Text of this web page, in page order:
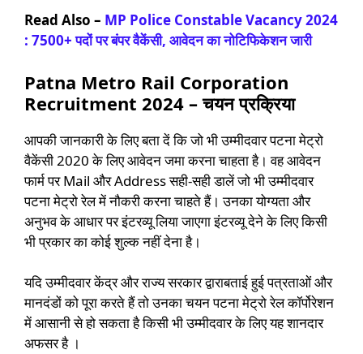
Read Also – MP Police Constable Vacancy 2024
: 7500+ पदों पर बंपर वैकेंसी, आवेदन का नोटिफिकेशन जारी
Patna Metro Rail Corporation
Recruitment 2024 – चयन प्रक्रिया
आपकी जानकारी के लिए बता दें कि जो भी उम्मीदवार पटना मेट्रो
वैकेंसी 2020 के लिए आवेदन जमा करना चाहता है। वह आवेदन
फार्म पर Mail और Address सही-सही डालें जो भी उम्मीदवार
पटना मेट्रो रेल में नौकरी करना चाहते हैं। उनका योग्यता और
अनुभव के आधार पर इंटरव्यू लिया जाएगा इंटरव्यू देने के लिए किसी
भी प्रकार का कोई शुल्क नहीं देना है।
यदि उम्मीदवार केंद्र और राज्य सरकार द्वाराबताई हुई पत्रताओं और
मानदंडों को पूरा करते हैं तो उनका चयन पटना मेट्रो रेल कॉर्पोरेशन
में आसानी से हो सकता है किसी भी उम्मीदवार के लिए यह शानदार
अफसर है ।